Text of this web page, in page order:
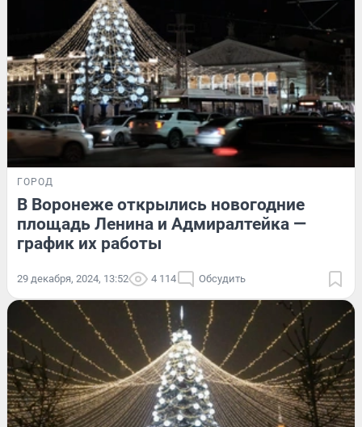
ГОРОД
В Воронеже открылись новогодние
площадь Ленина и Адмиралтейка —
график их работы
29 декабря, 2024, 13:52 4 114 Обсудить